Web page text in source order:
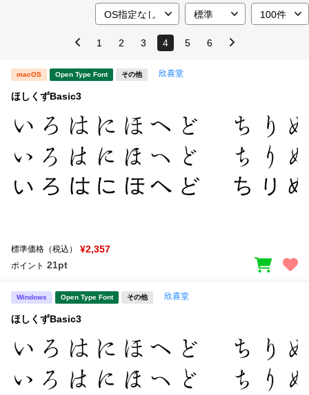
年間ライセンス商品
新着一覧
カート
お気に入り
よくあるご質問
タイプフェイス
丸ゴシック
宋朝体
教科書体
江戸文字
太さ・ウェイト
セット or 単体
1 2 3 4 5 6
macOS Open Type Font その他 欣喜堂
ほしくずBasic3
標準価格（税込） ¥2,357
ポイント 21pt
Windows Open Type Font その他 欣喜堂
ほしくずBasic3